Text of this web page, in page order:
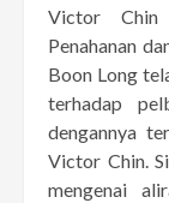
Victor Chin
Penahanan
Boon Long
terhadap
dengannya
Victor Chin.
mengenai